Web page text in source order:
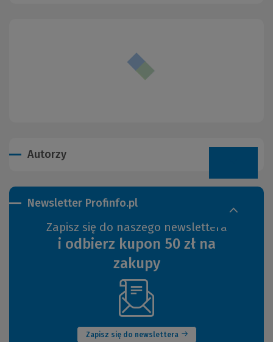
Autorzy
Newsletter Profinfo.pl
Zapisz się do naszego newslettera
i odbierz kupon 50 zł na
zakupy
Zapisz się do newslettera
(Nowe
okno)